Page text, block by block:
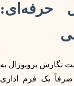
حرفه‌ای:
نگارش پروپوزال به
صرفاً یک فرم اداری